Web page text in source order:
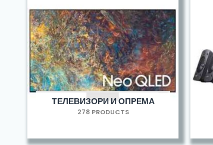
ТЕЛЕВИЗОРИ И ОПРЕМА
278 PRODUCTS